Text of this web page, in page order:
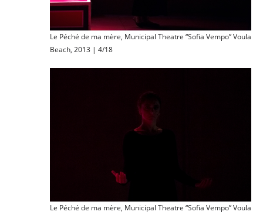
Le Péché de ma mère, Municipal Theatre “Sofia Vempo” Voula
Beach, 2013 | 4/18
Le Péché de ma mère, Municipal Theatre “Sofia Vempo” Voula